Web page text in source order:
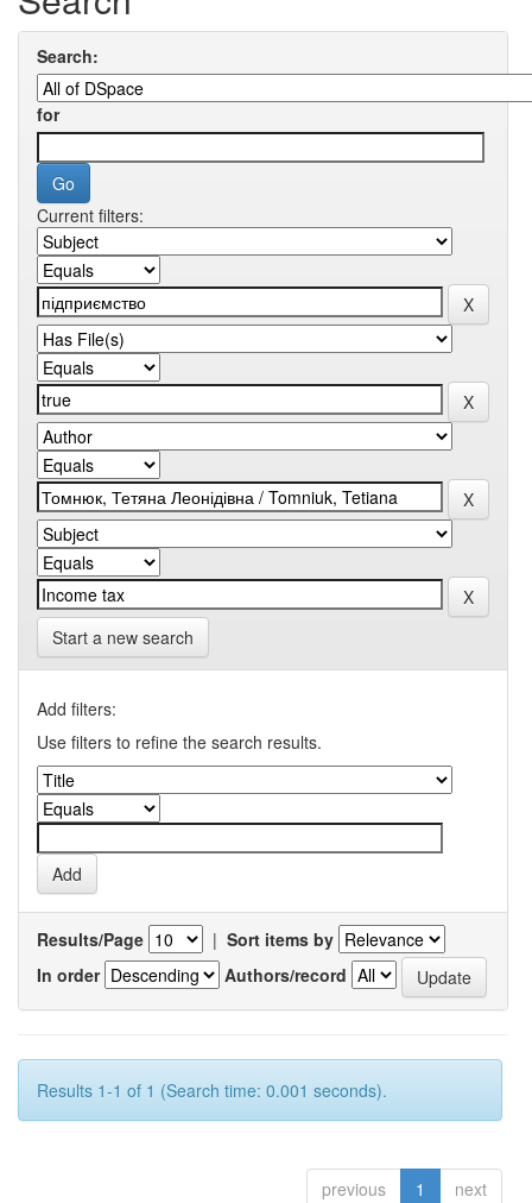
Search:
for
Current filters:
Start a new search
Add filters:
Use filters to refine the search results.
Results/Page | Sort items by
In order
Authors/record
Results 1-1 of 1 (Search time: 0.001 seconds).
previous 1 next